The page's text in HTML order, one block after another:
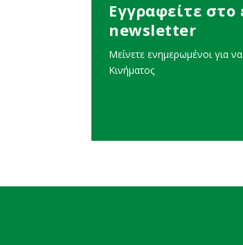
Εγγραφείτε
newsletter
Μείνετε ενημερωμένοι για
Κινήματος